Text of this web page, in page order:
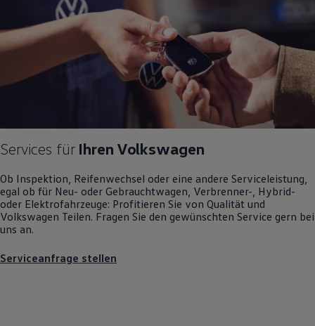
Digitale Betriebsanleitung
Live Beratung
Magazin
Lifestyle
Transport
Familie
Elektromobilität
Pannen- und Unfallhilfe
Volkswagen Kundenbetreuung
Services für Ihren Volkswagen
Ob Inspektion, Reifenwechsel oder eine andere Serviceleistung,
egal ob für Neu- oder Gebrauchtwagen , Verbrenner-, Hybrid-
oder Elektrofahrzeuge: Profitieren Sie von Qualität und
Volkswagen Teilen. Fragen Sie den gewünschten Service gern bei
uns an.
Serviceanfrage stellen